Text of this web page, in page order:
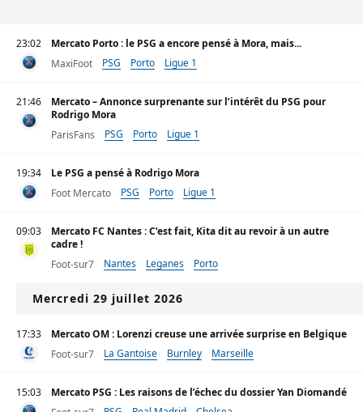
23:02
Mercato Porto : le PSG a encore pensé à Mora, mais...
MaxiFoot
PSG Porto Ligue 1
21:46
Mercato – Annonce surprenante sur l’intérêt du PSG pour
Rodrigo Mora
ParisFans
PSG Porto Ligue 1
19:34
Le PSG a pensé à Rodrigo Mora
Foot Mercato
PSG Porto Ligue 1
09:03
Mercato FC Nantes : C’est fait, Kita dit au revoir à un autre
cadre !
Foot-sur7
Nantes Leganes Porto
Mercredi 29 juillet 2026
17:33
Mercato OM : Lorenzi creuse une arrivée surprise en Belgique
Foot-sur7
La Gantoise Burnley Marseille
15:03
Mercato PSG : Les raisons de l’échec du dossier Yan Diomandé